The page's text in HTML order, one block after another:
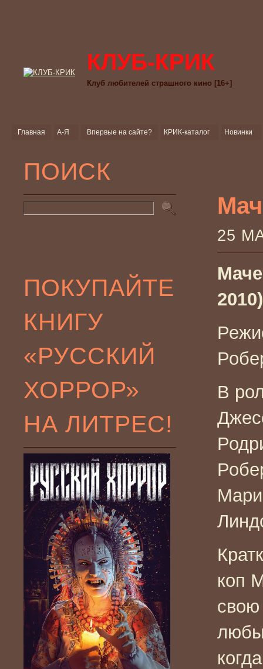
КЛУБ-КРИК
Клуб любителей страшного кино [16+]
Главная А-Я Впервые на сайте? КРИК-каталог Новинки
ПОИСК
ПОКУПАЙТЕ
КНИГУ
«РУССКИЙ
ХОРРОР»
НА ЛИТРЕС!
25
2010)
В
коп
свою